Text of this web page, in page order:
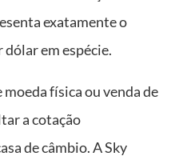
exatamente o
em espécie.
física ou venda de
a cotação
de câmbio. A Sky